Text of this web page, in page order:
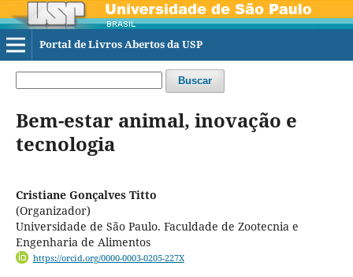
Portal de Livros Abertos da USP
Buscar
Bem-estar animal, inovação e
tecnologia
Cristiane Gonçalves Titto
(Organizador)
Universidade de São Paulo. Faculdade de Zootecnia e
Engenharia de Alimentos
https://orcid.org/0000-0003-0205-227X